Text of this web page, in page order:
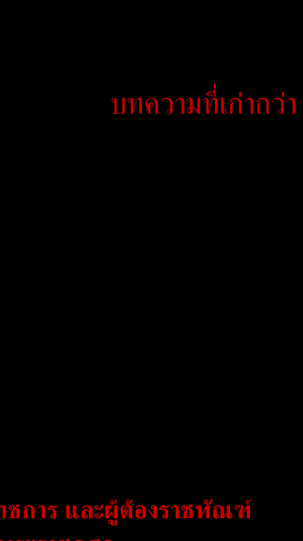
บทความที่เก่ากว่า
ชการ และผู้ต้องราชทัณฑ์